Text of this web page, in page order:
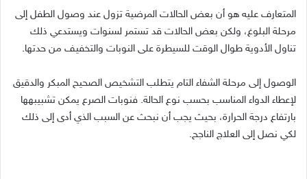
المتعارف عليه هو أن بعض الحالات المرضية تزول عند وصول الطفل إلى
مرحلة البلوغ، ولكن بعض الحالات قد تستمر لسنوات ويستدعي ذلك
تناول الأدوية طوال الوقت للسيطرة على النوبات والتخفيف من حدتها.
الوصول إلى مرحلة الشفاء التام يتطلب التشخيص الصحيح المبكر والدقيق
لإعطاء الدواء المناسب بحسب نوع الحالة. فنوبات الصرع يمكن تشبيبهها
بارتفاع درجة الحرارة، بحيث يجب أن نبحث عن السبب الذي أدى إلى ذلك
لكي نصل إلى العلاج الناجح.